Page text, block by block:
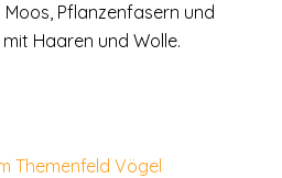
Pflanzenfasern und
Haaren und Wolle.
Themenfeld Vögel